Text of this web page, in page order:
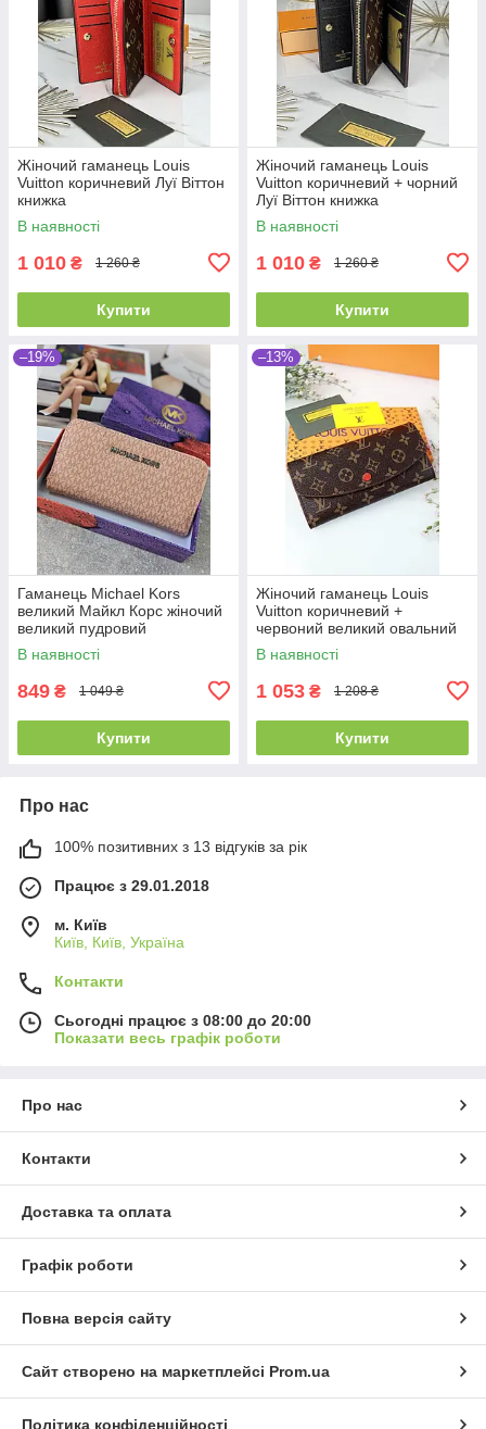
Жіночий гаманець Louis
Vuitton коричневий Луї Віттон
книжка
В наявності
1 010 ₴ 1 260 ₴
Купити
Жіночий гаманець Louis
Vuitton коричневий + чорний
Луї Віттон книжка
В наявності
1 010 ₴ 1 260 ₴
Купити
–19%
Гаманець Michael Kors
великий Майкл Корс жіночий
великий пудровий
В наявності
849 ₴ 1 049 ₴
Купити
–13%
Жіночий гаманець Louis
Vuitton коричневий +
червоний великий овальний
Луї Віттон
В наявності
1 053 ₴ 1 208 ₴
Купити
Про нас
100% позитивних з 13 відгуків за рік
Працює з 29.01.2018
м. Київ
Київ, Київ, Україна
Контакти
Сьогодні працює з 08:00 до 20:00
Показати весь графік роботи
Про нас
Контакти
Доставка та оплата
Графік роботи
Повна версія сайту
Сайт створено на маркетплейсі Prom.ua
Політика конфіденційності